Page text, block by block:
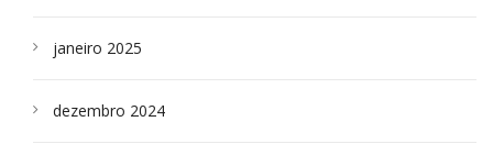
janeiro 2025
dezembro 2024